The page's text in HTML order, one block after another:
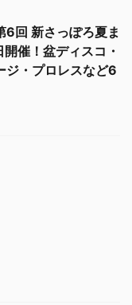
6回 新さっぽろ夏ま
催！盆ディスコ・
ジ・プロレスなど6